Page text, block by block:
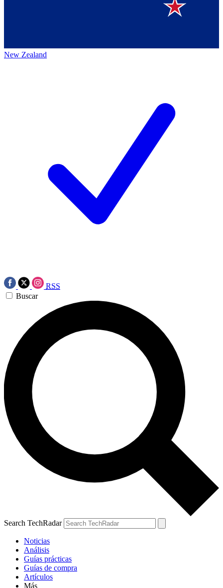
New Zealand
RSS
Buscar
Search TechRadar
Noticias
Análisis
Guías prácticas
Guías de compra
Artículos
Más